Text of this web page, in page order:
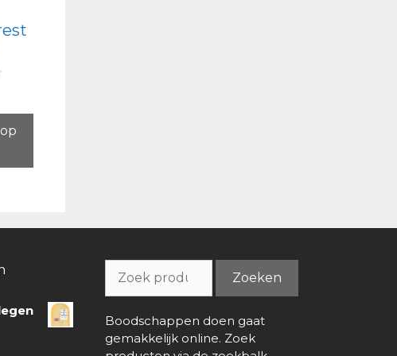
naar:
Zoeken
Boodschappen doen gaat
gemakkelijk online. Zoek